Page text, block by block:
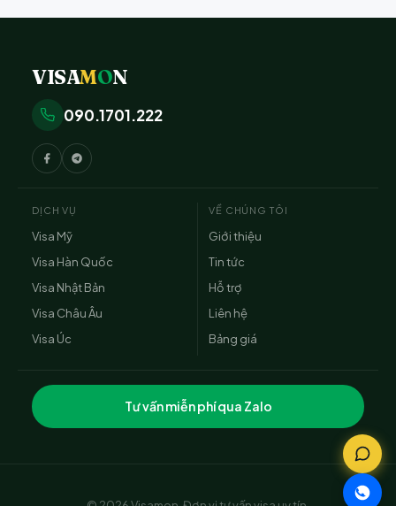
VISAMON
090.1701.222
DỊCH VỤ
Visa Mỹ
Visa Hàn Quốc
Visa Nhật Bản
Visa Châu Âu
Visa Úc
VỀ CHÚNG TÔI
Giới thiệu
Tin tức
Hỗ trợ
Liên hệ
Bảng giá
Tư vấn miễn phí qua Zalo